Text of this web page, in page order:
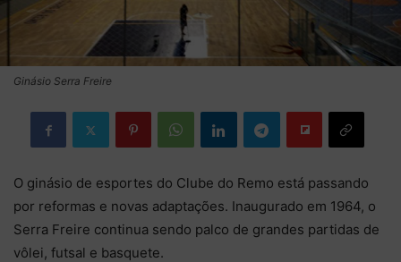
Ginásio Serra Freire
O ginásio de esportes do Clube do Remo está passando
por reformas e novas adaptações. Inaugurado em 1964, o
Serra Freire continua sendo palco de grandes partidas de
vôlei, futsal e basquete.